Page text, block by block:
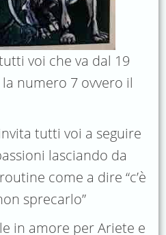
voi che va dal 19
numero 7 ovvero il
tutti voi a seguire
lasciando da
come a dire “c’è
sprecarlo”
in amore per Ariete e